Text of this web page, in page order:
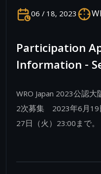
06 / 18, 2023
Participation
Information -
WRO Japan 2023公認大
2次募集 2023年6月19
27日（火）23:00まで。